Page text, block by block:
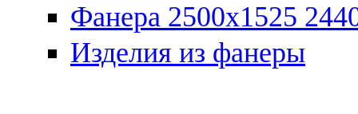
Фанера 2500x1525
Изделия из фанеры